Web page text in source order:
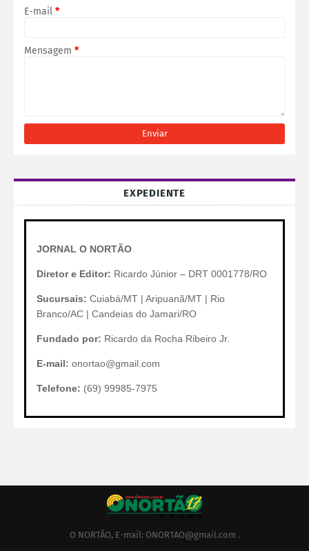
E-mail *
Mensagem *
EXPEDIENTE
JORNAL O NORTÃO
Diretor e Editor: Ricardo Júnior – DRT 0001778/RO
Sucursais: Cuiabá/MT | Aripuanã/MT | Rio
Branco/AC | Candeias do Jamari/RO
Fundado por: Ricardo da Rocha Ribeiro Jr.
E-mail: onortao@gmail.com
Telefone: (69) 99985-7975
O NORTÃO, E-mail: ONORTAO@gmail.com .